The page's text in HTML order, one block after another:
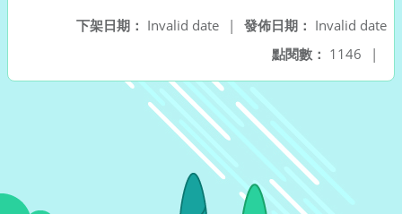
發佈日期： Invalid date
下架日期： Invalid date
|
點閱數： 1146 |